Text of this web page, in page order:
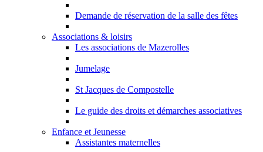
Demande de réservation de la salle des fêtes
Associations & loisirs
Les associations de Mazerolles
Jumelage
St Jacques de Compostelle
Le guide des droits et démarches associatives
Enfance et Jeunesse
Assistantes maternelles